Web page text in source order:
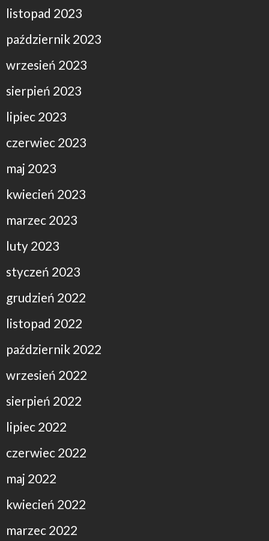
listopad 2023
październik 2023
wrzesień 2023
sierpień 2023
lipiec 2023
czerwiec 2023
maj 2023
kwiecień 2023
marzec 2023
luty 2023
styczeń 2023
grudzień 2022
listopad 2022
październik 2022
wrzesień 2022
sierpień 2022
lipiec 2022
czerwiec 2022
maj 2022
kwiecień 2022
marzec 2022